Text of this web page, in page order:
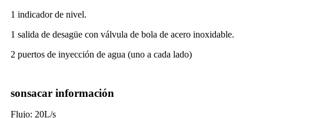
1 indicador de nivel.
1 salida de desagüe con válvula de bola de acero inoxidable.
2 puertos de inyección de agua (uno a cada lado)
sonsacar información
Flujo: 20L/s